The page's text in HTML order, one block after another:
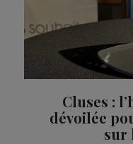
Cluses :
dévoilée
sur